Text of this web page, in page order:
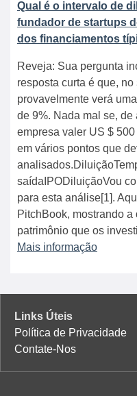
Qual é o intervalo de
fundador de startups
dos financiamentos
Reveja: Sua pergunta
resposta curta é que,
provavelmente verá
de 9%. Nada mal se,
empresa valer US $
em vários pontos que
saídaIPODiluiçãoVou
para esta análise[1].
PitchBook, mostrando
patrimônio que os
Mais informação
Links Úteis
Política de Privacidade
Contate-Nos